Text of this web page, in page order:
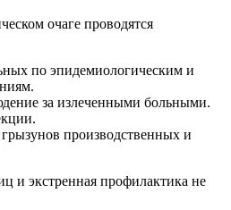
очаге проводятся
по эпидемиологическим и
за излеченными больными.
производственных и
и экстренная профилактика не